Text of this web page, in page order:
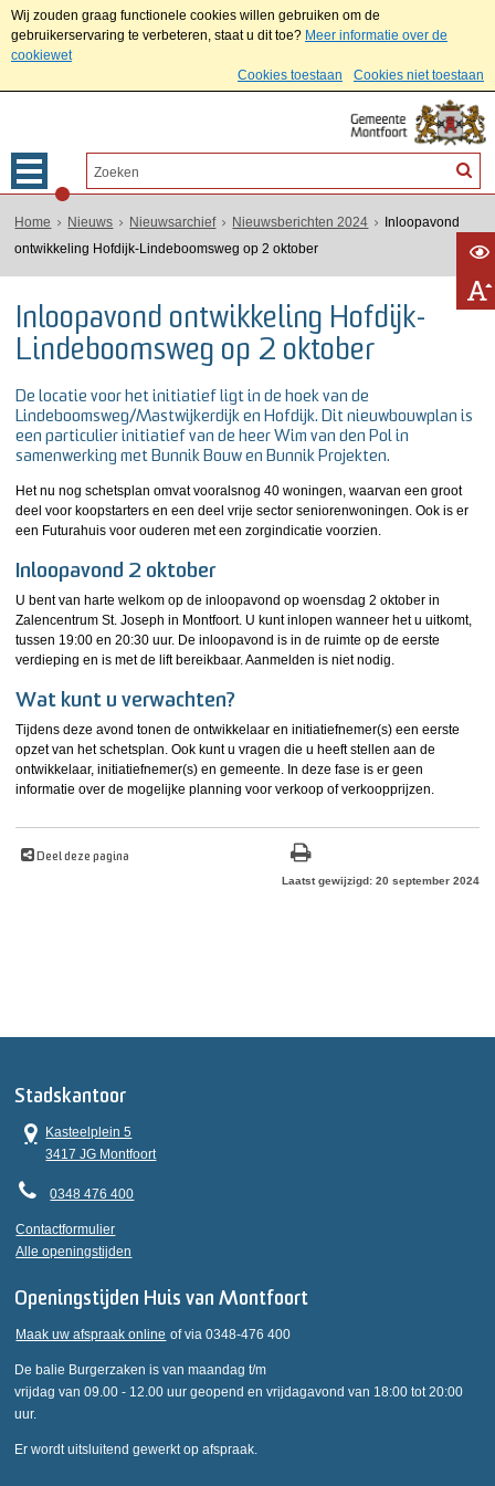
Wij zouden graag functionele cookies willen gebruiken om de
gebruikerservaring te verbeteren, staat u dit toe? Meer informatie over de
cookiewet
Cookies toestaan
Cookies niet toestaan
Home Nieuws Nieuwsarchief Nieuwsberichten 2024
Inloopavond
ontwikkeling Hofdijk-Lindeboomsweg op 2 oktober
Inloopavond ontwikkeling Hofdijk-
Lindeboomsweg op 2 oktober
De locatie voor het initiatief ligt in de hoek van de
Lindeboomsweg/Mastwijkerdijk en Hofdijk. Dit nieuwbouwplan is
een particulier initiatief van de heer Wim van den Pol in
samenwerking met Bunnik Bouw en Bunnik Projekten.
Het nu nog schetsplan omvat vooralsnog 40 woningen, waarvan een groot
deel voor koopstarters en een deel vrije sector seniorenwoningen. Ook is er
een Futurahuis voor ouderen met een zorgindicatie voorzien.
Inloopavond 2 oktober
U bent van harte welkom op de inloopavond op woensdag 2 oktober in
Zalencentrum St. Joseph in Montfoort. U kunt inlopen wanneer het u uitkomt,
tussen 19:00 en 20:30 uur. De inloopavond is in de ruimte op de eerste
verdieping en is met de lift bereikbaar. Aanmelden is niet nodig.
Wat kunt u verwachten?
Tijdens deze avond tonen de ontwikkelaar en initiatiefnemer(s) een eerste
opzet van het schetsplan. Ook kunt u vragen die u heeft stellen aan de
ontwikkelaar, initiatiefnemer(s) en gemeente. In deze fase is er geen
informatie over de mogelijke planning voor verkoop of verkoopprijzen.
Deel deze pagina
Laatst gewijzigd: 20 september 2024
Stadskantoor
Kasteelplein 5
3417 JG Montfoort
0348 476 400
Contactformulier
Alle openingstijden
Openingstijden Huis van Montfoort
Maak uw afspraak online of via 0348-476 400
De balie Burgerzaken is van maandag t/m
vrijdag van 09.00 - 12.00 uur geopend en vrijdagavond van 18:00 tot 20:00
uur.
Er wordt uitsluitend gewerkt op afspraak.